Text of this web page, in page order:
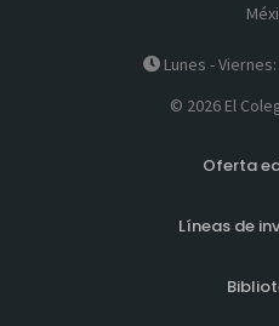
Lunes - Viernes:
© 2026 El
Oferta
Líneas de